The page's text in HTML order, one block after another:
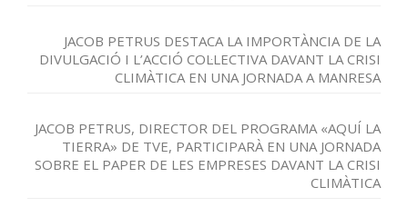
JACOB PETRUS DESTACA LA IMPORTÀNCIA DE LA
DIVULGACIÓ I L’ACCIÓ COL·LECTIVA DAVANT LA CRISI
CLIMÀTICA EN UNA JORNADA A MANRESA
JACOB PETRUS, DIRECTOR DEL PROGRAMA «AQUÍ LA
TIERRA» DE TVE, PARTICIPARÀ EN UNA JORNADA
SOBRE EL PAPER DE LES EMPRESES DAVANT LA CRISI
CLIMÀTICA